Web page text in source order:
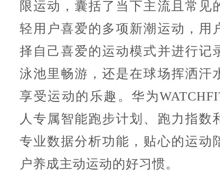
限运动，囊括了当下主流且常见
轻用户喜爱的多项新潮运动，用
择自己喜爱的运动模式并进行记
泳池里畅游，还是在球场挥洒汗
享受运动的乐趣。华为
人专属智能跑步计划、跑力指数
专业数据分析功能，贴心的运动
户养成主动运动的好习惯。